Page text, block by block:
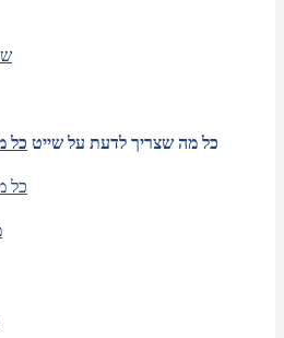
כל מה שצריך לדעת על שייט כל
כל